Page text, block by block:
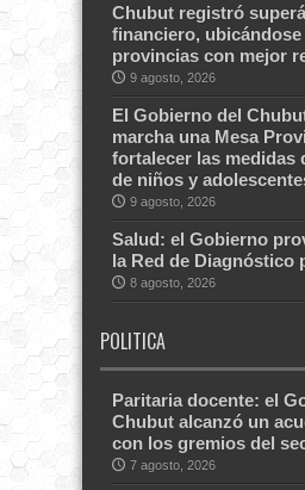
Chubut registró
financiero,
provincias con mejor
9 agosto, 2026
El Gobierno del
marcha una Mesa
fortalecer las medidas
de niños y
9 agosto, 2026
Salud: el Gobierno
la Red de Diagnóstico
8 agosto, 2026
POLITICA
Paritaria docente: el
Chubut alcanzó un
con los gremios del
7 agosto, 2026